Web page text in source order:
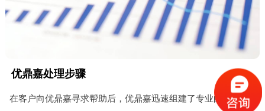
优鼎嘉处理步骤
在客户向优鼎嘉寻求帮助后，优鼎嘉迅速组建了专业的处理团